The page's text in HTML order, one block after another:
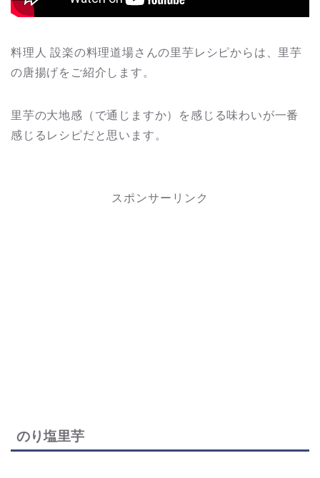
料理人 設楽の料理道場さんの里芋レシピからは、里芋
の唐揚げをご紹介します。
里芋の大地感（で通じますか）を感じる味わいが一番
感じるレシピだと思います。
スポンサーリンク
のり塩里芋